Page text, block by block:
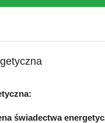
świadectwa